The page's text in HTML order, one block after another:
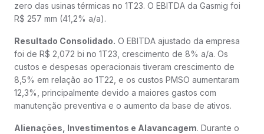
zero das usinas térmicas no 1T23. O EBITDA da Gasmig foi
R$ 257 mm (41,2% a/a).
Resultado Consolidado. O EBITDA ajustado da empresa
foi de R$ 2,072 bi no 1T23, crescimento de 8% a/a. Os
custos e despesas operacionais tiveram crescimento de
8,5% em relação ao 1T22, e os custos PMSO aumentaram
12,3%, principalmente devido a maiores gastos com
manutenção preventiva e o aumento da base de ativos.
Alienações, Investimentos e Alavancagem. Durante o